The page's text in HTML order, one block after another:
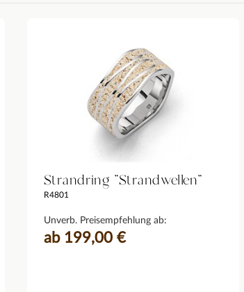
Strandring "Strandwellen"
R4801
Unverb. Preisempfehlung ab:
ab 199,00 €